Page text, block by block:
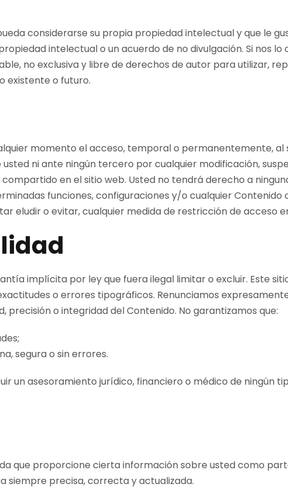
considerarse su propia propiedad intelectual y que le
intelectual o un acuerdo de no divulgación. Si nos lo
no exclusiva y libre de derechos de autor para utilizar,
existente o futuro.
momento el acceso, temporal o permanentemente, al
ni ante ningún tercero por cualquier modificación,
en el sitio web. Usted no tendrá derecho a
funciones, configuraciones y/o cualquier Contenido
eludir o evitar, cualquier medida de restricción de acceso
implícita por ley que fuera ilegal limitar o excluir. Este
o errores tipográficos. Renunciamos
o integridad del Contenido. No garantizamos que:
segura o sin errores.
un asesoramiento jurídico, financiero o médico de ningún
que proporcione cierta información sobre usted como
siempre precisa, correcta y actualizada.